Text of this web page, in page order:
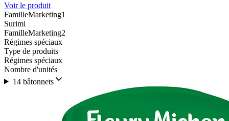
Voir le produit
FamilleMarketing1
Surimi
FamilleMarketing2
Régimes spéciaux
Type de produits
Régimes spéciaux
Nombre d'unités
14 bâtonnets